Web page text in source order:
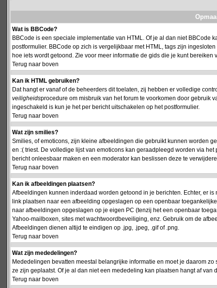
Wat is BBCode?
BBCode is een speciale implementatie van HTML. Of je al dan niet
postformulier. BBCode op zich is vergelijkbaar met HTML, tags zijn
hoe iets wordt getoond. Zie voor meer informatie de gids die je kunt bereiken
Terug naar boven
Kan ik HTML gebruiken?
Dat hangt er vanaf of de beheerders dit toelaten, zij hebben er volledige
veiligheidsprocedure om misbruik van het forum te voorkomen door gebruik
ingeschakeld is kun je het per bericht uitschakelen op het postformulier.
Terug naar boven
Wat zijn smilies?
Smilies, of emoticons, zijn kleine afbeeldingen die gebruikt kunnen worden
en :( triest. De volledige lijst van emoticons kan geraadpleegd worden via
bericht onleesbaar maken en een moderator kan beslissen deze te
Terug naar boven
Kan ik afbeeldingen plaatsen?
Afbeeldingen kunnen inderdaad worden getoond in je berichten. Echter, er
link plaatsen naar een afbeelding opgeslagen op een openbaar
naar afbeeldingen opgeslagen op je eigen PC (tenzij het een openbaar
Yahoo-mailboxen, sites met wachtwoordbeveiliging, enz. Gebruik om de
Afbeeldingen dienen altijd te eindigen op .jpg, .jpeg, .gif of .png.
Terug naar boven
Wat zijn mededelingen?
Mededelingen bevatten meestal belangrijke informatie en moet je daarom
ze zijn geplaatst. Of je al dan niet een mededeling kan plaatsen hangt af
Terug naar boven